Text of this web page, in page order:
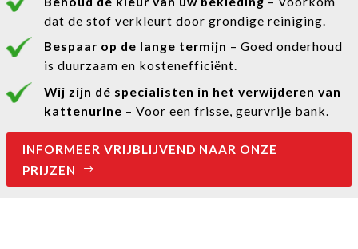
dat de stof verkleurt door grondige reiniging.
Bespaar op de lange termijn – Goed onderhoud
is duurzaam en kostenefficiënt.
Wij zijn dé specialisten in het verwijderen van
kattenurine – Voor een frisse, geurvrije bank.
INFORMEER VRIJBLIJVEND NAAR ONZE
PRIJZEN